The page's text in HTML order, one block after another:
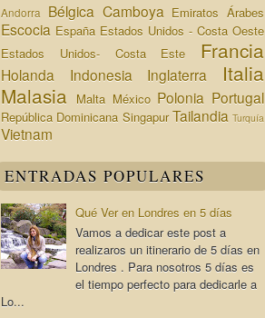
Andorra Bélgica Camboya Emiratos Árabes
Escocia España Estados Unidos - Costa Oeste
Estados Unidos- Costa Este
Francia
Holanda Indonesia Inglaterra
Italia
Malasia
Malta México Polonia Portugal
República Dominicana Singapur Tailandia Turquía
Vietnam
ENTRADAS POPULARES
Qué Ver en Londres en 5 días
Vamos a dedicar este post a
realizaros un itinerario de 5 días en
Londres . Para nosotros 5 días es
el tiempo perfecto para dedicarle a
Lo...